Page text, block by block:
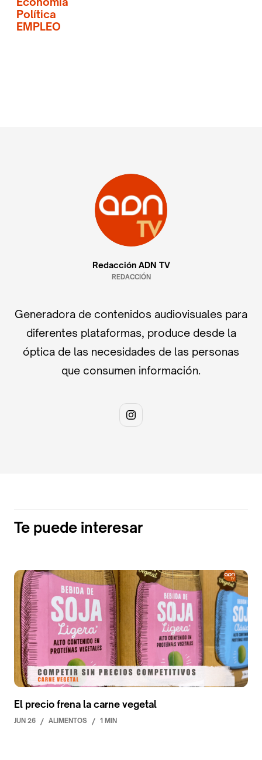
Política
EMPLEO
Redacción ADN TV
REDACCIÓN
Generadora de contenidos audiovisuales para
diferentes plataformas, produce desde la
óptica de las necesidades de las personas
que consumen información.
Te puede interesar
El precio frena la carne vegetal
JUN 26 / ALIMENTOS / 1 MIN